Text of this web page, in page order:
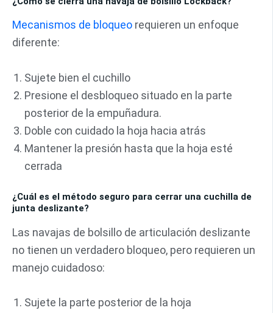
Mecanismos de bloqueo requieren un enfoque
diferente:
Sujete bien el cuchillo
Presione el desbloqueo situado en la parte
posterior de la empuñadura.
Doble con cuidado la hoja hacia atrás
Mantener la presión hasta que la hoja esté
cerrada
¿Cuál es el método seguro para cerrar una cuchilla de
junta deslizante?
Las navajas de bolsillo de articulación deslizante
no tienen un verdadero bloqueo, pero requieren un
manejo cuidadoso:
Sujete la parte posterior de la hoja